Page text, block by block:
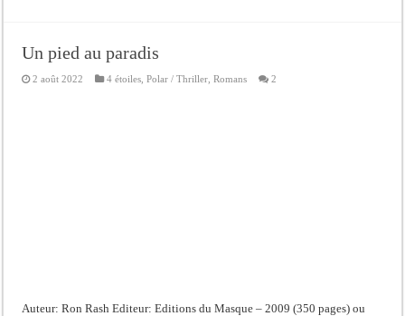
Un pied au paradis
2 août 2022 4 étoiles ,Polar / Thriller ,Romans 2
Auteur: Ron Rash Editeur: Editions du Masque – 2009 (350 pages) ou